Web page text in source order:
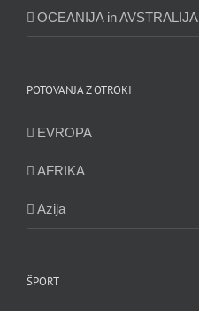
OCEANIJA in AVSTRALIJA
POTOVANJA Z OTROKI
EVROPA
AFRIKA
Azija
ŠPORT